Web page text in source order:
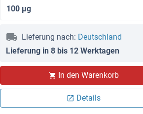
IHC
100 μg
Lieferung nach: Deutschland
Lieferung in 8 bis 12 Werktagen
In den Warenkorb
Details